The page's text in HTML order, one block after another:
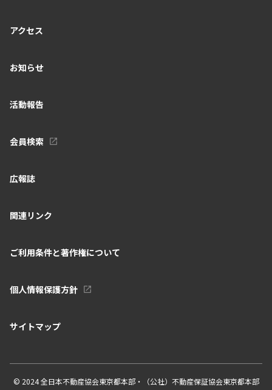
アクセス
お知らせ
活動報告
会員検索
広報誌
関連リンク
ご利用条件と著作権について
個人情報保護方針
サイトマップ
© 2024 全日本不動産協会東京都本部・（公社）不動産保証協会東京都本部